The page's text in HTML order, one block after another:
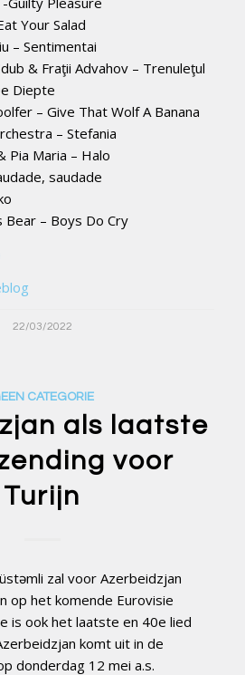
Your Salad
– Sentimentai
& Fraţii Advahov – Trenuleţul
Diepte
– Give That Wolf A Banana
– Stefania
Pia Maria – Halo
saudade
– Boys Do Cry
22/03/2022
CATEGORIE
als laatste
voor
Turijn
zal voor Azerbeidzjan
op het komende Eurovisie
is ook het laatste en 40e lied
komt uit in de
donderdag 12 mei a.s.